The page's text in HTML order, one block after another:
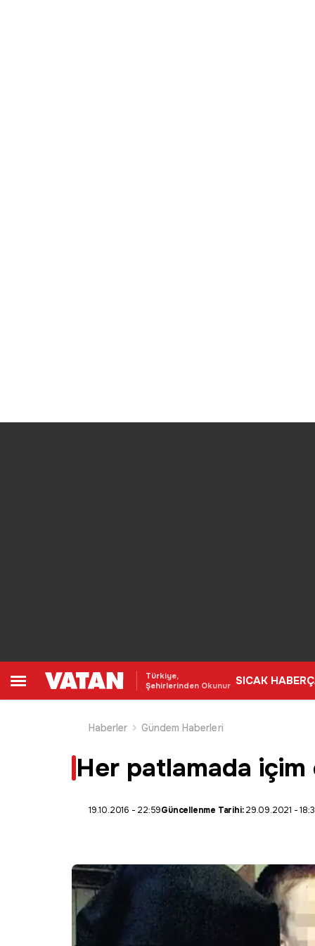
Türkiye,
Şehirlerinden Okunur SICAK HABER
Haberler Gündem Haberleri
Her patlamada içim
19.10.2016 - 22:59Güncellenme Tarihi:29.09.2021 -